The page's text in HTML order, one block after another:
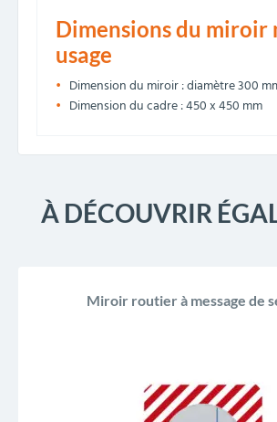
Dimensions du miroir
usage
Dimension du miroir : diamètre 300
Dimension du cadre : 450 x 450 mm
À DÉCOUVRIR
Miroir routier à message de